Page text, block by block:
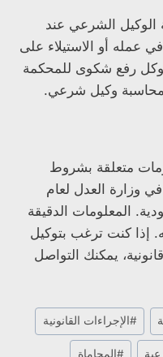
الشرعي عند
عمله أو الاستيلاء على
رفع شكوى للمحكمة
وكيل شرعي.
متعلقة بشروط
وزارة العدل لعام
المعلومات الدقيقة
إذا كنت ترغب بتوكيل
يمكنك التواصل
#الإجراءات القانونية
#المحاماة